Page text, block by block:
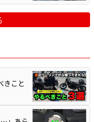
きこと